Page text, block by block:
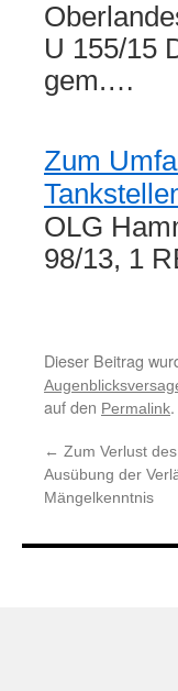
U 155/15
gem.…
Zum
OLG
98/13, 1
Dieser Beitrag
auf den Permalink.
← Zum Verlust
Ausübung der
Mängelkenntnis